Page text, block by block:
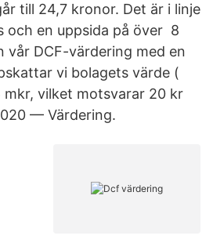
till 24,7 kronor. Det är i linje
och en uppsida på över 8
DCF-värdering med en
vi bolagets värde (​
mkr, vilket motsvarar 20 kr
— Värdering.